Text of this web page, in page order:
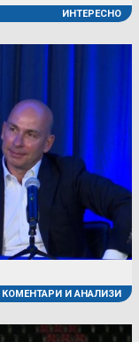
ИНТЕРЕСНО
КОМЕНТАРИ И АНАЛИЗИ